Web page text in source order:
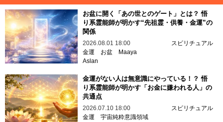
お盆に開く「あの世とのゲート」とは？ 悟
り系霊能師が明かす“先祖霊・供養・金運”の
関係
2026.08.01 18:00
スピリチュアル
金運
お盆
Maaya
Aslan
金運がない人は無意識にやっている！？ 悟
り系霊能師が明かす「お金に嫌われる人」の
共通点
2026.07.10 18:00
スピリチュアル
金運 宇宙純粋意識領域